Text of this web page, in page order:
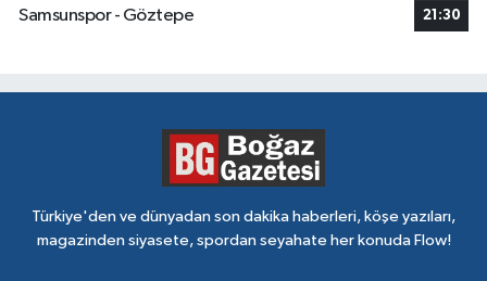
Samsunspor - Göztepe
21:30
Türkiye'den ve dünyadan son dakika haberleri, köşe yazıları,
magazinden siyasete, spordan seyahate her konuda Flow!